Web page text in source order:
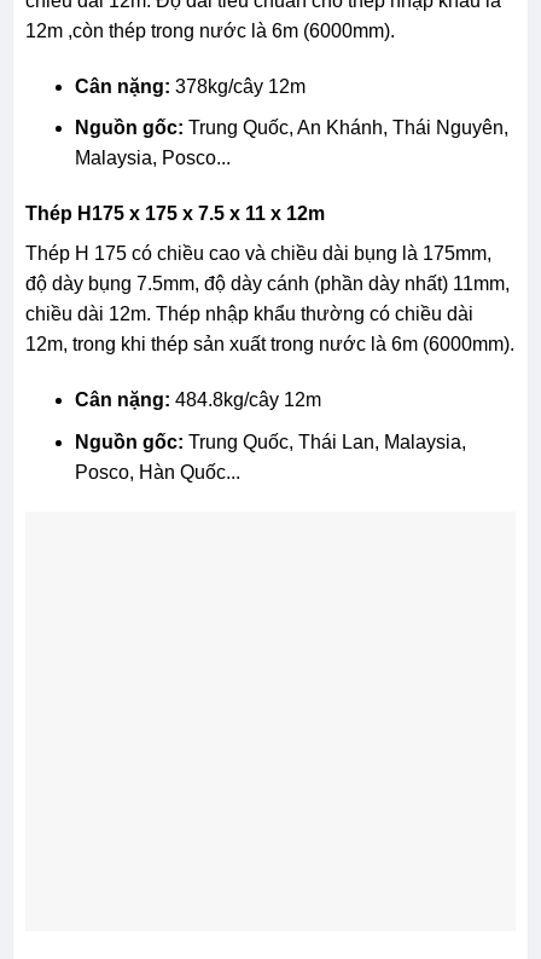
12m ,còn thép trong nước là 6m (6000mm).
Cân nặng: 378kg/cây 12m
Nguồn gốc: Trung Quốc, An Khánh, Thái Nguyên,
Malaysia, Posco...
Thép H175 x 175 x 7.5 x 11 x 12m
Thép H 175 có chiều cao và chiều dài bụng là 175mm,
độ dày bụng 7.5mm, độ dày cánh (phần dày nhất) 11mm,
chiều dài 12m. Thép nhập khẩu thường có chiều dài
12m, trong khi thép sản xuất trong nước là 6m (6000mm).
Cân nặng: 484.8kg/cây 12m
Nguồn gốc: Trung Quốc, Thái Lan, Malaysia,
Posco, Hàn Quốc...